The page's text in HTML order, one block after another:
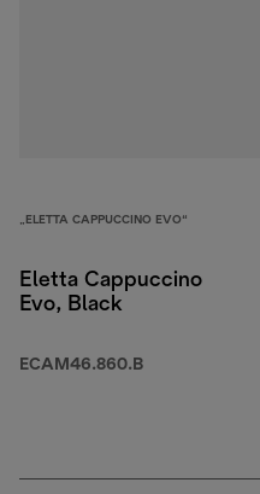
„ELETTA CAPPUCCINO EVO“
Eletta Cappuccino
Evo, Black
ECAM46.860.B